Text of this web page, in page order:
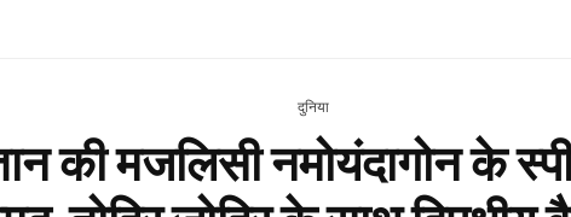
दुनिया
की मजलिसी नमोयंदागोन के